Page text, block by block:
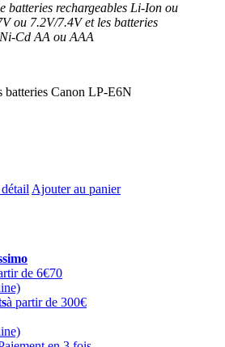
batteries rechargeables Li-Ion ou
ou 7.2V/7.4V et les batteries
Cd AA ou AAA
batteries Canon LP-E6N
Ajouter au panier
de 6€70
à partir de 300€